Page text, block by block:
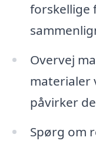
forskellige
Overvej
materialer
påvirker
Spørg om